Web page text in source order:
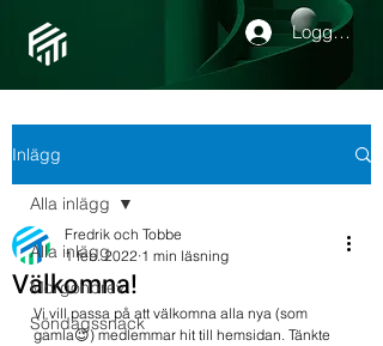
Logga in
Inlägg
Alla inlägg
Morgonbrev
Söndagssnack
Alla inlägg
Välkomna!
Fredrik och Tobbe
1 feb. 2022 1 min läsning
Vi vill passa på att välkomna alla nya (som
gamla😉) medlemmar hit till hemsidan. Tänkte